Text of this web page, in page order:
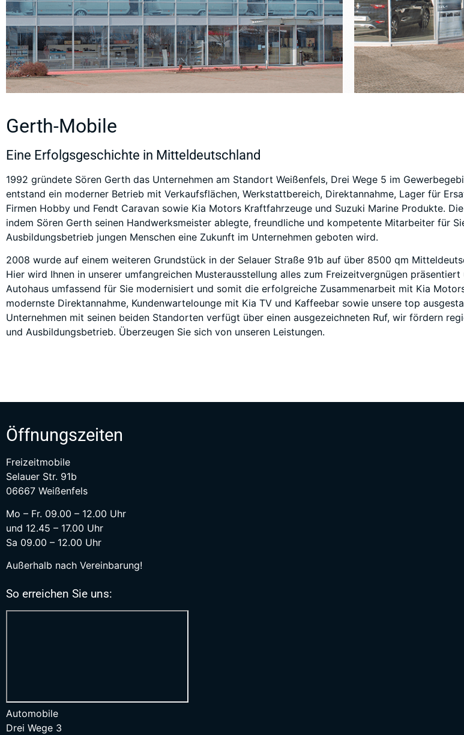
Gerth-Mobile
Eine Erfolgsgeschichte in Mitteldeutschland
1992 gründete Sören Gerth das Unternehmen am Standort Weißenfels, Drei Wege 5 im
entstand ein moderner Betrieb mit Verkaufsflächen, Werkstattbereich, Direktannahme, Lager für
Firmen Hobby und Fendt Caravan sowie Kia Motors Kraftfahrzeuge und Suzuki Marine Produkte.
indem Sören Gerth seinen Handwerksmeister ablegte, freundliche und kompetente Mitarbeiter für
Ausbildungsbetrieb jungen Menschen eine Zukunft im Unternehmen geboten wird.
2008 wurde auf einem weiteren Grundstück in der Selauer Straße 91b auf über 8500 qm
Hier wird Ihnen in unserer umfangreichen Musterausstellung alles zum Freizeitvergnügen
Autohaus umfassend für Sie modernisiert und somit die erfolgreiche Zusammenarbeit mit Kia
modernste Direktannahme, Kundenwartelounge mit Kia TV und Kaffeebar sowie unsere top
Unternehmen mit seinen beiden Standorten verfügt über einen ausgezeichneten Ruf, wir fördern
und Ausbildungsbetrieb. Überzeugen Sie sich von unseren Leistungen.
Öffnungszeiten
Freizeitmobile
Selauer Str. 91b
06667 Weißenfels
Mo – Fr. 09.00 – 12.00 Uhr
und 12.45 – 17.00 Uhr
Sa 09.00 – 12.00 Uhr
Außerhalb nach Vereinbarung!
So erreichen Sie uns:
Automobile
Drei Wege 3